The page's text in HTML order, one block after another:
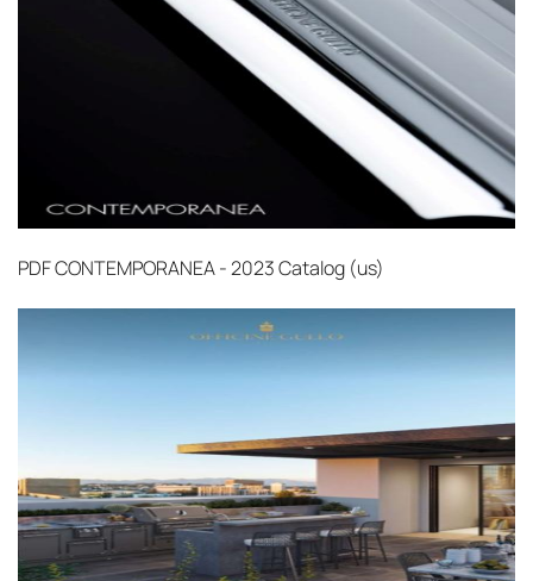
PDFCONTEMPORANEA - 2023 Catalog (us)‎